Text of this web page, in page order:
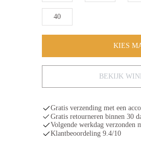
40
KIES
BEKIJK
Gratis verzending met een
Gratis retourneren binnen 30
Volgende werkdag verzonden
Klantbeoordeling 9.4/10